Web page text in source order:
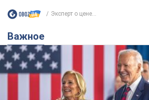
Эксперт о цене...
Важное